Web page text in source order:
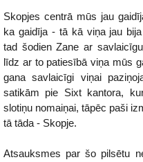
Skopjes centrā mūs jau
ka gaidīja - tā kā viņa jau
tad šodien Zane ar
līdz ar to patiesībā viņa mūs
gana savlaicīgi viņai
satikām pie Sixt kantora,
slotiņu nomaiņai, tāpēc paši
tā tāda - Skopje.
Atsauksmes par šo pilsētu